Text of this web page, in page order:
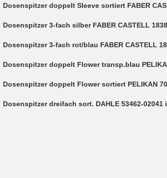
Dosenspitzer doppelt Sleeve sortiert FABER
Dosenspitzer 3-fach silber FABER CASTELL
Dosenspitzer 3-fach rot/blau FABER CASTELL
Dosenspitzer doppelt Flower transp.blau
Dosenspitzer doppelt Flower sortiert PELIKAN
Dosenspitzer dreifach sort. DAHLE 53462-02041